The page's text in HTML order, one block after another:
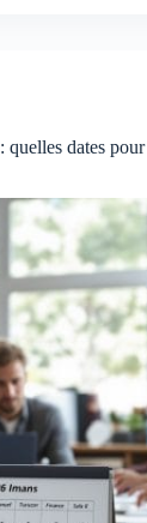
quelles dates pour